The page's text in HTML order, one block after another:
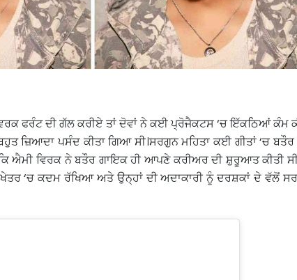
ਫਰੰਟ ਦੀ ਗੱਲ ਕਰੀਏ ਤਾਂ ਦੋਵਾਂ ਨੇ ਕਈ ਪ੍ਰੋਜੈਕਟਸ ‘ਚ ਇੱਕਠਿਆਂ ਕੰਮ
ਜ਼ਿਆਦਾ ਪਸੰਦ ਕੀਤਾ ਗਿਆ ਸੀ।ਸਰਗੁਨ ਮਹਿਤਾ ਕਈ ਗੀਤਾਂ ‘ਚ
ਐਮੀ ਵਿਰਕ ਨੇ ਬਤੌਰ ਗਾਇਕ ਹੀ ਆਪਣੇ ਕਰੀਅਰ ਦੀ ਸ਼ੁਰੂਆਤ ਕੀਤੀ
‘ਚ ਕਦਮ ਰੱਖਿਆ ਅਤੇ ਉਨ੍ਹਾਂ ਦੀ ਅਦਾਕਾਰੀ ਨੂੰ ਦਰਸ਼ਕਾਂ ਦੇ ਵੱਲੋਂ